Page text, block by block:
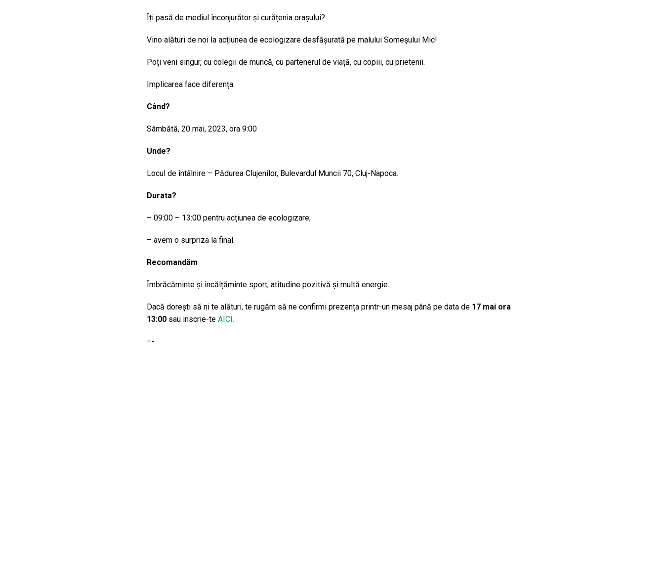
Îți pasă de mediul înconjurător și curățenia orașului?
Vino alături de noi la acțiunea de ecologizare desfășurată pe malului Someșului Mic!
Poți veni singur, cu colegii de muncă, cu partenerul de viață, cu copiii, cu prietenii.
Implicarea face diferența.
Când?
Sâmbătă, 20 mai, 2023, ora 9:00
Unde?
Locul de întâlnire – Pădurea Clujenilor, Bulevardul Muncii 70, Cluj-Napoca.
Durata?
– 09:00 – 13:00 pentru acțiunea de ecologizare;
– avem o surpriza la final.
Recomandăm
Îmbrăcăminte și încălțăminte sport, atitudine pozitivă și multă energie.
Dacă dorești să ni te alături, te rugăm să ne confirmi prezența printr-un mesaj până pe data de 17 mai ora
13:00 sau inscrie-te AICI.
–-